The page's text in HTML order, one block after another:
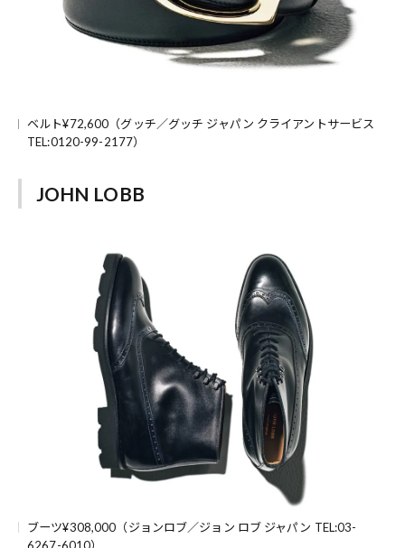
ベルト¥72,600（グッチ／グッチ ジャパン クライアントサービス
TEL:0120-99-2177）
JOHN LOBB
ブーツ¥308,000（ジョンロブ／ジョン ロブ ジャパン TEL:03-